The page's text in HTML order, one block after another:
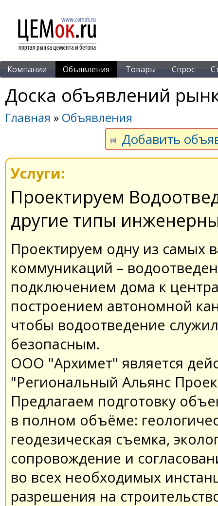
Компании Объявления Товары Спрос
Доска объявлений
Главная » Объявления
Добавить
Услуги:
Проектируем
другие типы
Проектируем одну из самых
коммуникаций –
подключением дома к
построением автономной
чтобы водоотведение
безопасным.
ООО "Архимет" является
"Региональный Альянс
Предлагаем подготовку
в полном объёме:
геодезическая съемка,
сопровождение и
во всех необходимых
разрешения на